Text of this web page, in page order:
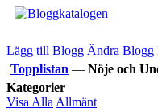
Lägg till Blogg Ändra Blogg
Topplistan — Nöje och
Kategorier
Visa Alla Allmänt